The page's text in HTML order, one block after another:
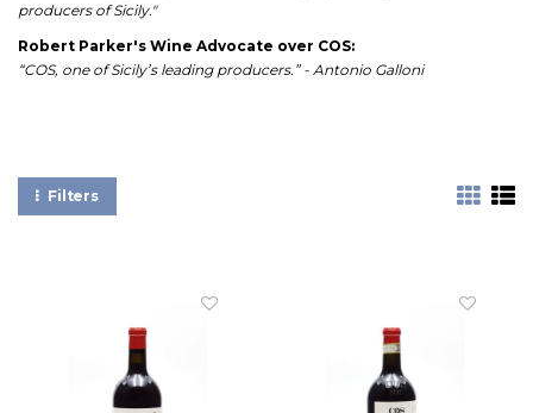
producers of Sicily."
Robert Parker's Wine Advocate over COS:
“COS, one of Sicily’s leading producers.” - Antonio Galloni
Filters